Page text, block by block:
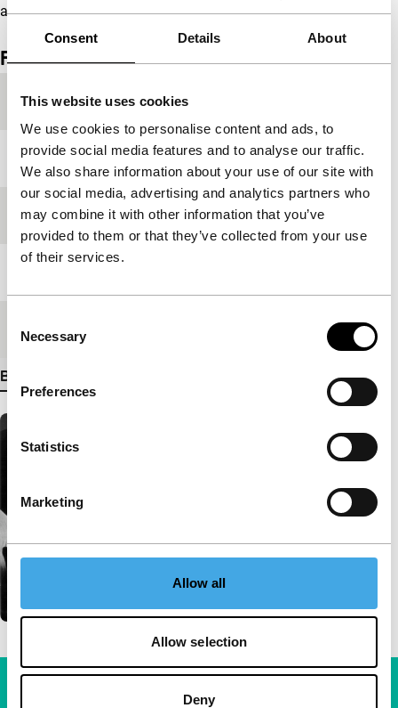
Consent Details About
This website uses cookies
We use cookies to personalise content and ads, to
provide social media features and to analyse our traffic.
We also share information about your use of our site with
our social media, advertising and analytics partners who
may combine it with other information that you’ve
provided to them or that they’ve collected from your use
of their services.
Selection
Necessary
Preferences
Statistics
Marketing
Allow all
Allow selection
Deny
amateurfilmer.
Film details
Productieland Brazilië
Jaar 1995
Festivaleditie IFFR 2000
Medium/Formaat
Bekijk meer details